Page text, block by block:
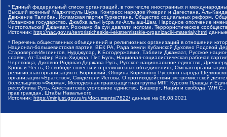
* Единый федеральный список организаций, в том числе иностранных и
Высший военный Маджлисуль Шура, Конгресс народов Ичкерии и Дагестана, Аль-
Движение Талибан, Исламская партия Туркестана, Общество социальных реформ,
Исламское государство, Джабха аль-Нусра ли-Ахль аш-Шам, Народное ополчение
Чистопольский Джамаат, Рохнамо ба суи давлати исломи, Террористическое
Источник: http://nac.gov.ru/terroristicheskie-i-ekstremistskie-organizacii-i-materialy.html
* Перечень общественных объединений и религиозных организаций в отношении
Национал-большевистская партия, ВЕК РА, Рада земли Кубанской Духовно Родовой
Староверов-Инглингов, Нурджулар, К Богодержавию, Таблиги Джамаат, Русское
славян, Ат-Такфир Валь-Хиджра, Пит Буль, Национал-социалистическая рабочая
Череповца, Духовно-Родовая Держава Русь, Русское национальное единство,
Кровь и Честь, О свободе совести и о религиозных объединениях, Омская
религиозная организация п. Боровский, Община Коренного Русского народа
организация «Братство», Свидетели Иеговы, О противодействии экстремистской
болельщиков «Фирма», Молодежная правозащитная группа МПГ, Курсом Правды и
республика Русь, Арестантское уголовное единство, Башкорт, Нация и свобода,
прав граждан, Штабы Навального
Источник: https://minjust.gov.ru/ru/documents/7822/ данные на 06.08.2021